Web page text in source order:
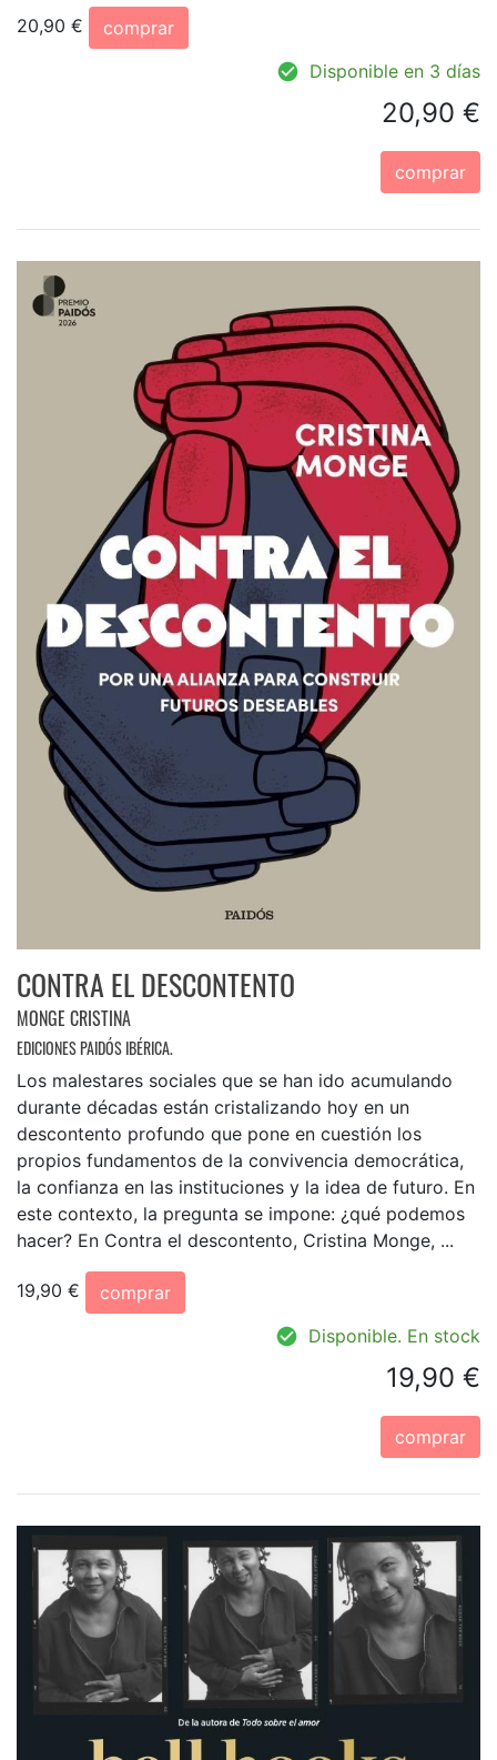
20,90 €
comprar
Disponible en 3 días
20,90 €
comprar
CONTRA EL DESCONTENTO
MONGE CRISTINA
EDICIONES PAIDÓS IBÉRICA.
Los malestares sociales que se han ido acumulando
durante décadas están cristalizando hoy en un
descontento profundo que pone en cuestión los
propios fundamentos de la convivencia democrática,
la confianza en las instituciones y la idea de futuro. En
este contexto, la pregunta se impone: ¿qué podemos
hacer? En Contra el descontento, Cristina Monge, ...
19,90 €
comprar
Disponible. En stock
19,90 €
comprar